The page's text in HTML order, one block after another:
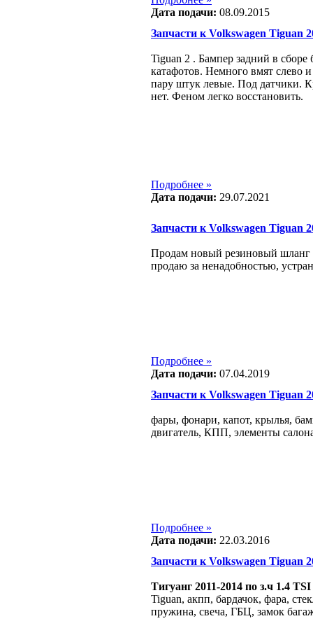
Дата подачи: 08.09.2015
Запчасти к Volkswagen Tiguan
Tiguan 2 . Бампер задний в
катафотов. Немного вмят слево
пару штук левые. Под датчики.
нет. Феном легко восстановить.
Подробнее »
Дата подачи: 29.07.2021
Запчасти к Volkswagen Tiguan
Продам новый резиновый
продаю за ненадобностью,
Подробнее »
Дата подачи: 07.04.2019
Запчасти к Volkswagen Tiguan
фары, фонари, капот, крылья,
двигатель, КПП, элементы
Подробнее »
Дата подачи: 22.03.2016
Запчасти к Volkswagen Tiguan
Тигуанг 2011-2014 по з.ч 1.4
Tiguan, акпп, бардачок, фара,
пружина, свеча, ГБЦ, замок